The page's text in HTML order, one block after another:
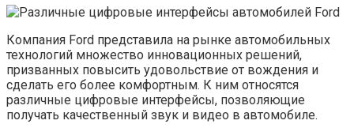
Компания Ford представила на рынке автомобильных
технологий множество инновационных решений,
призванных повысить удовольствие от вождения и
сделать его более комфортным. К ним относятся
различные цифровые интерфейсы, позволяющие
получать качественный звук и видео в автомобиле.